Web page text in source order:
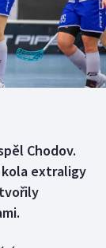
Chodov.
kola extraligy